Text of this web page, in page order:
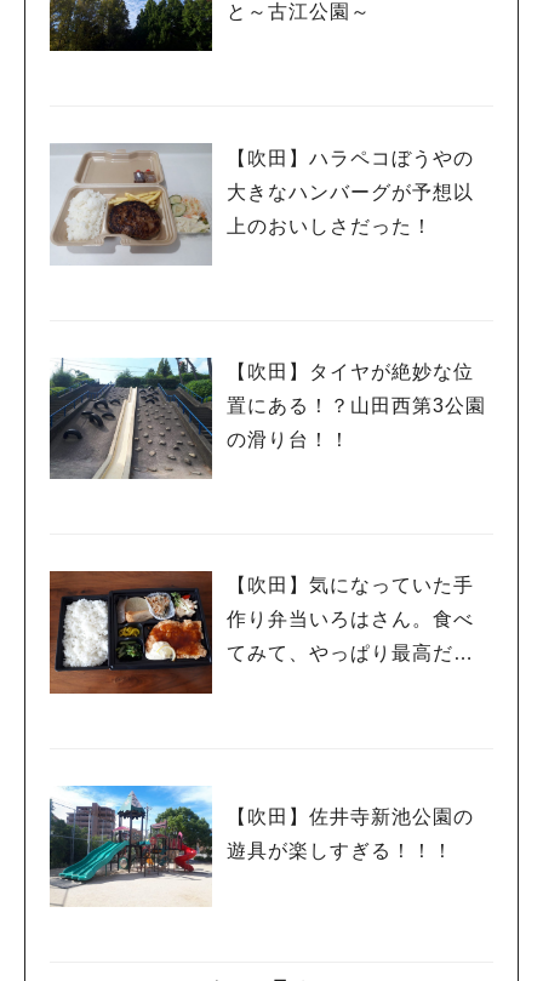
と～古江公園～
【吹田】ハラペコぼうやの
大きなハンバーグが予想以
上のおいしさだった！
【吹田】タイヤが絶妙な位
置にある！？山田西第3公園
の滑り台！！
【吹田】気になっていた手
作り弁当いろはさん。食べ
てみて、やっぱり最高だっ
【吹田】佐井寺新池公園の
遊具が楽しすぎる！！！